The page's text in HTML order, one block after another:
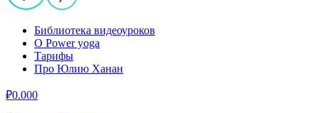
Библиотека видеоуроков
О Power yoga
Тарифы
Про Юлию Ханан
₽0.000